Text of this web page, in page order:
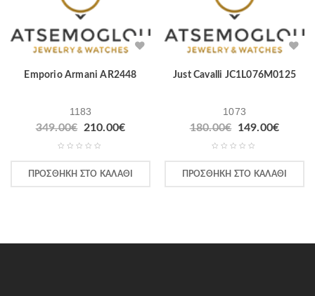
Emporio Armani AR2448
1183
349.00€ 210.00€
ΠΡΟΣΘΉΚΗ ΣΤΟ ΚΑΛΆΘΙ
Just Cavalli JC1L076M0125
1073
180.00€ 149.00€
ΠΡΟΣΘΉΚΗ ΣΤΟ ΚΑΛΆΘΙ